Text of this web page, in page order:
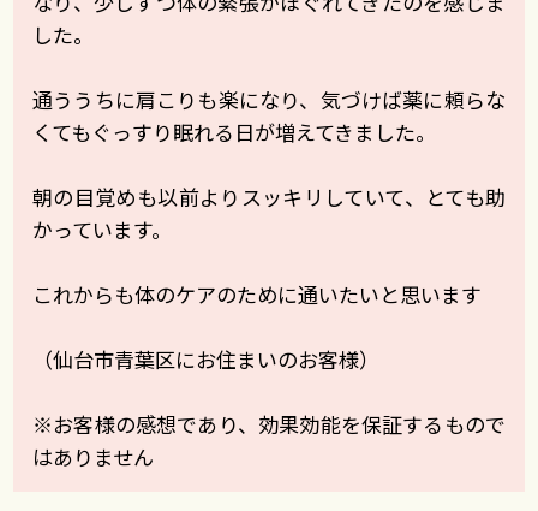
した。
通ううちに肩こりも楽になり、気づけば薬に頼らな
くてもぐっすり眠れる日が増えてきました。
朝の目覚めも以前よりスッキリしていて、とても助
かっています。
これからも体のケアのために通いたいと思います
（仙台市青葉区にお住まいのお客様）
※お客様の感想であり、効果効能を保証するもので
はありません